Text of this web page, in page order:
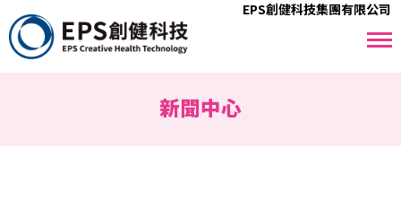
EPS創健科技集團有限公司
新聞中心